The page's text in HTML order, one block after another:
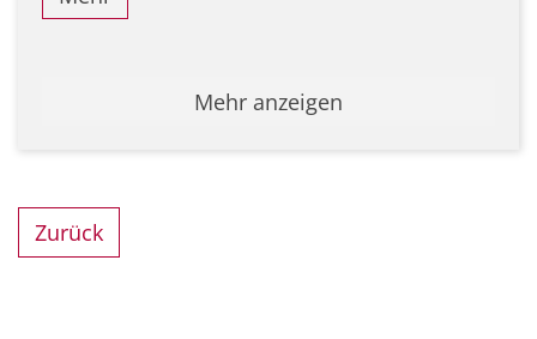
Mehr anzeigen
Zurück